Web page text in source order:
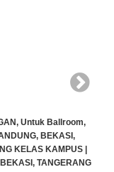
Untuk Ballroom,
BEKASI,
KELAS KAMPUS |
TANGERANG